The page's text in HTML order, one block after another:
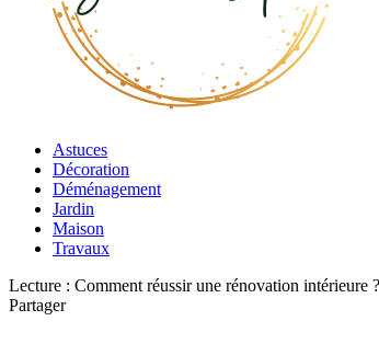
Astuces
Décoration
Déménagement
Jardin
Maison
Travaux
Lecture : Comment réussir une rénovation intérieure ?
Partager